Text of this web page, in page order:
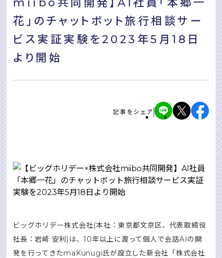
miibo共同開発】AI社員「本郷⼀
花」のチャットボット旅⾏相談サー
ビス実証実験を2023年5⽉18⽇
より開始
記事をシェア
ビッグホリデー株式会社(本社：東京都⽂京区、代表取締役
社⻑：岩崎 安利)は、10年以上に渡って個⼈で会話AIの開
発を⾏ってきたmaKunugi⽒が設⽴した新会社「株式会社